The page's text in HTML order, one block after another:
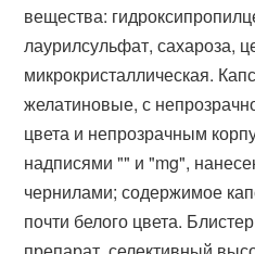
вещества:
лаурилсульфат, сахароза,
микрокристаллическая.
желатиновые, с
цвета и непрозрачным
надписями "" и "mg",
чернилами; содержимое
почти белого цвета.